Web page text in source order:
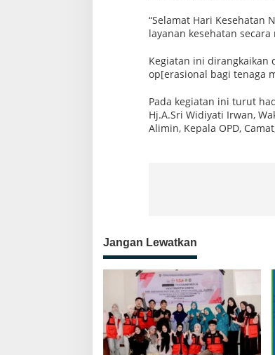
“Selamat Hari Kesehatan
layanan kesehatan
Kegiatan ini dirangkaikan
op[erasional bagi tenaga
Pada kegiatan ini turut
Hj.A.Sri Widiyati Irwan,
Alimin, Kepala OPD,
Jangan Lewatkan